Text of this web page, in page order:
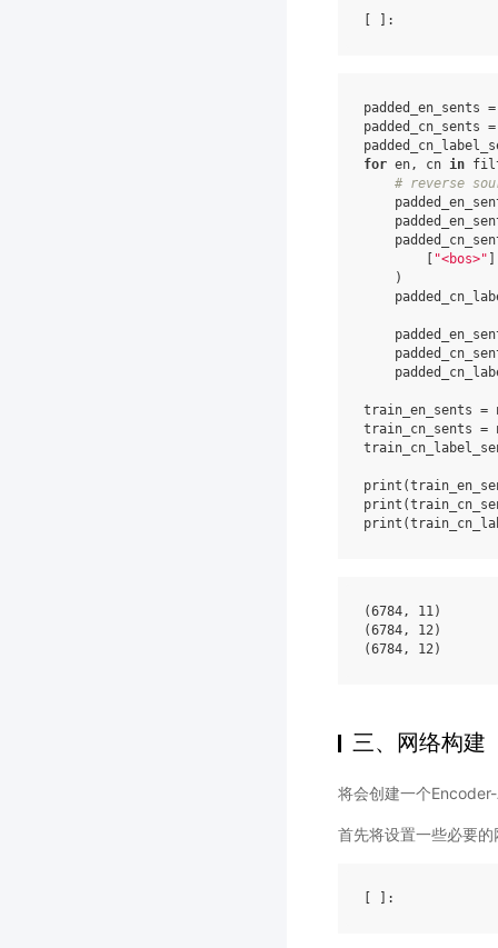
[ ]
padded_en_sents =
padded_cn_sents =
for en , cn in
# reverse
[ "<bos>" ]
)
train_en_sents =
train_cn_sents =
print (
print (
print (
(6784, 11)
(6784, 12)
三、网络构建
将会创建一个
首先将设置一些必要
[ ]